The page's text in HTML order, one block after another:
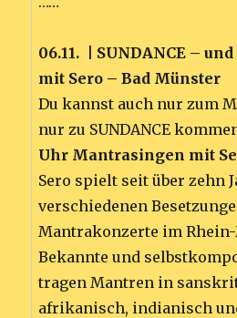
06.11. | SUNDANCE –
mit Sero – Bad Münster
Du kannst auch nur zum
nur zu SUNDANCE
Uhr Mantrasingen mit
Sero spielt seit über zehn
verschiedenen
Mantrakonzerte im
Bekannte und
tragen Mantren in
afrikanisch, indianisch